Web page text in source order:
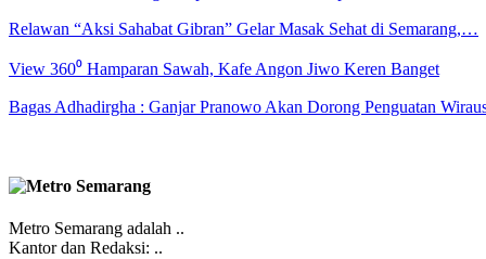
Relawan “Aksi Sahabat Gibran” Gelar Masak Sehat di Semarang,…
View 360⁰ Hamparan Sawah, Kafe Angon Jiwo Keren Banget
Bagas Adhadirgha : Ganjar Pranowo Akan Dorong Penguatan
Metro Semarang adalah ..
Kantor dan Redaksi: ..